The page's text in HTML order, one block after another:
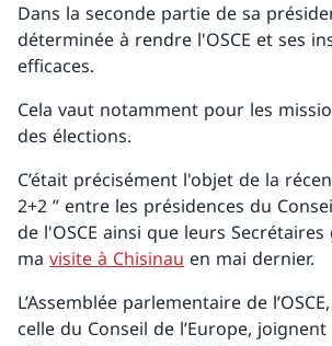
Dans la seconde partie de sa
déterminée à rendre l'OSCE et ses
efficaces.
Cela vaut notamment pour les
des élections.
C’était précisément l'objet de la
2+2 ” entre les présidences du
de l'OSCE ainsi que leurs
ma visite à Chisinau en mai dernier.
L’Assemblée parlementaire de
celle du Conseil de l’Europe,